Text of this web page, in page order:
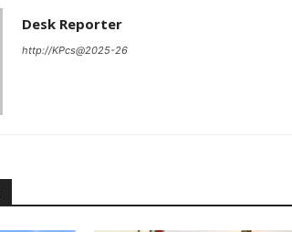
Desk Reporter
http://KPcs@2025-26